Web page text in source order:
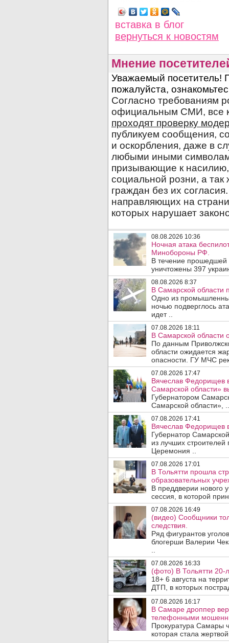
вставка в блог
вернуться к новостям
Мнение
08.08.2026 10:36
Ночная атака
Минобороны РФ.
В течение
уничтожены 397
08.08.2026 8:37
В Самарской области
Одно из
ночью подверглось
идет ..
07.08.2026 18:11
В Самарской области
По данным
области ожидается
опасности. ГУ МЧС
07.08.2026 17:47
Вячеслав Федорищев
Самарской области»
Губернатором
Самарской области», ..
07.08.2026 17:41
Вячеслав Федорищев
Губернатор
из лучших
Церемония ..
07.08.2026 17:01
В Тольятти прошла
образовательных
В преддверии нового
сессия, в которой
07.08.2026 16:49
(видео) Сообщники
следствия.
Ряд фигурантов
блогерши Валерии
07.08.2026 16:33
(фото) В Тольятти 20-
18+ 6 августа на
ДТП, в которых
07.08.2026 16:17
В Самаре дроппер
телефонными
Прокуратура Самары
которая стала